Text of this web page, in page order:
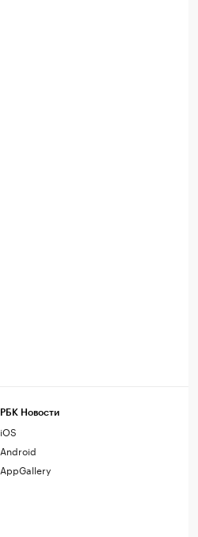
РБК Новости
iOS
Android
AppGallery